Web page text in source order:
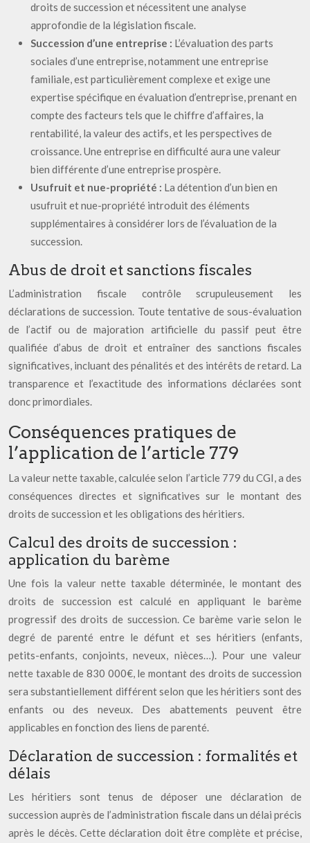
droits de succession et nécessitent une analyse
approfondie de la législation fiscale.
Succession d’une entreprise : L’évaluation des parts
sociales d’une entreprise, notamment une entreprise
familiale, est particulièrement complexe et exige une
expertise spécifique en évaluation d’entreprise, prenant en
compte des facteurs tels que le chiffre d’affaires, la
rentabilité, la valeur des actifs, et les perspectives de
croissance. Une entreprise en difficulté aura une valeur
bien différente d’une entreprise prospère.
Usufruit et nue-propriété : La détention d’un bien en
usufruit et nue-propriété introduit des éléments
supplémentaires à considérer lors de l’évaluation de la
succession.
Abus de droit et sanctions fiscales
L’administration fiscale contrôle scrupuleusement les
déclarations de succession. Toute tentative de sous-évaluation
de l’actif ou de majoration artificielle du passif peut être
qualifiée d’abus de droit et entraîner des sanctions fiscales
significatives, incluant des pénalités et des intérêts de retard. La
transparence et l’exactitude des informations déclarées sont
donc primordiales.
Conséquences pratiques de
l’application de l’article 779
La valeur nette taxable, calculée selon l’article 779 du CGI, a des
conséquences directes et significatives sur le montant des
droits de succession et les obligations des héritiers.
Calcul des droits de succession :
application du barème
Une fois la valeur nette taxable déterminée, le montant des
droits de succession est calculé en appliquant le barème
progressif des droits de succession. Ce barème varie selon le
degré de parenté entre le défunt et ses héritiers (enfants,
petits-enfants, conjoints, neveux, nièces…). Pour une valeur
nette taxable de 830 000€, le montant des droits de succession
sera substantiellement différent selon que les héritiers sont des
enfants ou des neveux. Des abattements peuvent être
applicables en fonction des liens de parenté.
Déclaration de succession : formalités et
délais
Les héritiers sont tenus de déposer une déclaration de
succession auprès de l’administration fiscale dans un délai précis
après le décès. Cette déclaration doit être complète et précise,